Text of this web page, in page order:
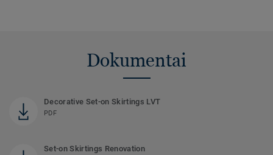
Dokumentai
Decorative Set-on Skirtings LVT
PDF
Set-on Skirtings Renovation